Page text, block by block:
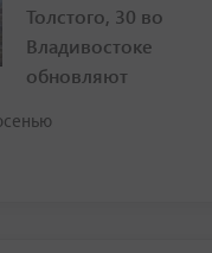
Толстого, 30 во
Владивостоке
обновляют